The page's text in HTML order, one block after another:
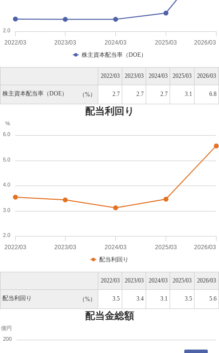
2022/03 2023/03 2024/03 2025/03 2026/03
2.0
株主資本配当率（DOE）
2022/03 2023/03 2024/03 2025/03 2026/03
株主資本配当率（DOE） % 2.7 2.7 2.7 3.1 6.8
配当利回り
%
2022/03 2023/03 2024/03 2025/03 2026/03
2.0
3.0
4.0
5.0
6.0
配当利回り
2022/03 2023/03 2024/03 2025/03 2026/03
配当利回り % 3.5 3.4 3.1 3.5 5.6
配当金総額
億円
200